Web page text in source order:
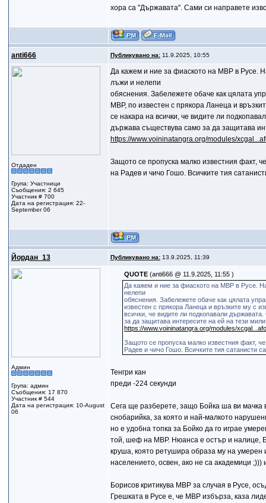
хора са "Държавата". Сами си направете
anti666 Публикувано на:11.9.2025, 10:55
Отдаден
Група: Участници
Съобщения: 2 645
Участник # 700
Дата на регистрация: 22-
September 06
Да кажем и ние за фиаското на МВР в Русе.
лъжи и нелепи
обяснения. Забележете обаче как цялата
МВР, по известен с прякора Ланеца и
се накара на всички, че видите ли
държава съществува само за да защитава
https://www.voininatangra.org/modules/
Защото се пропуска малко известния факт,
на Радев и чичо Гошо. Всичките тия
Йордан_13 Публикувано на:13.9.2025, 11:39
Админ
Група: админ
Съобщения: 17 870
Участник # 544
Дата на регистрация: 10-August
06
QUOTE (anti666 @ 11.9.2025, 11:55 )
Да кажем и ние за фиаското на МВР в Русе.
нелепи
обяснения. Забележете обаче как цялата
известен с прякора Ланеца и връзките му с
всички, че видите ли подкопавали
за да защитава интересите на ей на тези
https://www.voininatangra.org/modules/
Защото се пропуска малко известния факт,
Радев и чичо Гошо. Всичките тия сатанисти
Тенгри кан
преди -224 секунди
Сега ще разберете, защо Бойка ша ви мачка
снобарийка, за която и най-малкото
но е удобна топка за Бойко да го играе
той, шеф на МВР. Нюанса е остър и налице,
круша, която ретушира образа му на умерен
населението, освен, ако не са академици ;)))
Борисов критикува МВР за случая в Русе,
Грешката в Русе е, че МВР избърза, каза